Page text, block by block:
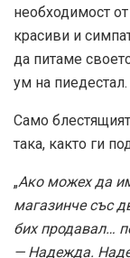
необходимост
красиви и
да питаме
ум на
Само
така, както ги
„Ако можех да
магазинче със
бих продавал…
— Надежда.